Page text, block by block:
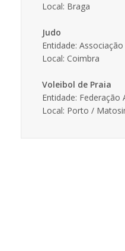
Local: Braga
Judo
Entidade:
Local: Coimbra
Voleibol de Praia
Entidade:
Local: Porto /